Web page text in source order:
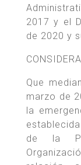
2017 y el
de 2020 y
Que
marzo de
la
de la